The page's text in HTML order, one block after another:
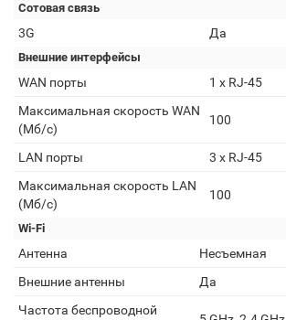
Сотовая связь
3G Да
Внешние интерфейсы
WAN порты
1 х RJ-45
Максимальная скорость WAN
(Мб/с)
100
LAN порты
3 х RJ-45
Максимальная скорость LAN
(Мб/с)
100
Wi-Fi
Антенна
Несъемная
Внешние антенны
Да
Частота беспроводной